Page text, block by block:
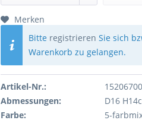
Merken
Bitte registrieren Sie sich
Warenkorb zu gelangen.
Artikel-Nr.:
Abmessungen:
D16
Farbe:
5-